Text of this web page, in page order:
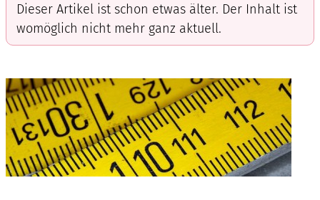
Dieser Artikel ist schon etwas älter. Der Inhalt ist
womöglich nicht mehr ganz aktuell.